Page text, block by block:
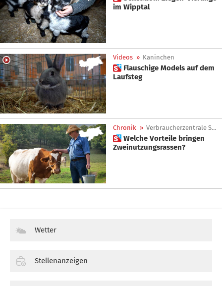
im Wipptal
Videos » Kaninchen
 Flauschige Models auf dem
Laufsteg
Chronik » Verbraucherzentrale Südtirol
 Welche Vorteile bringen
Zweinutzungsrassen?
Wetter
Stellenanzeigen